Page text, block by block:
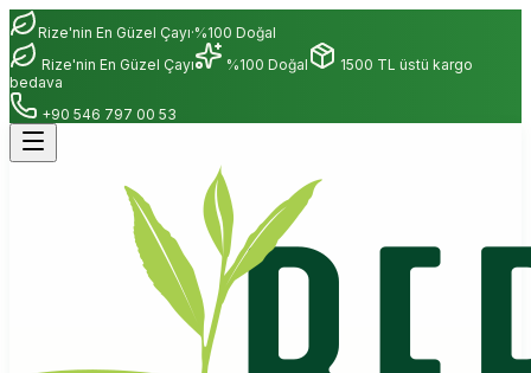
Rize'nin En Güzel Çayı·%100 Doğal
Rize'nin En Güzel Çayı
%100 Doğal
1500 TL üstü kargo
bedava
+90 546 797 00 53